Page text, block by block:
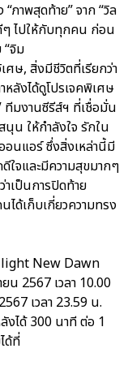
ภาพสุดท้าย” จาก “วิล
ๆ ไปให้กับทุกคน ก่อน
“จิม
ศษ, สิ่งมีชีวิตที่เรียกว่า
ลังได้ดูโปรเจคพิเศษ
มงานซีรีส์ฯ ที่เชื่อมั่น
น ให้กำลังใจ รักใน
อนแอร์ ซึ่งสิ่งเหล่านี้มี
จและมีความสุขมากๆ
เป็นการปิดท้าย
ได้เก็บเกี่ยวความทรง
New Dawn
น 2567 เวลา 10.00
เวลา 23.59 น.
งได้ 300 นาที ต่อ 1
ด้ที่